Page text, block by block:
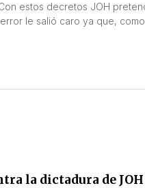
estos decretos JOH
le salió caro ya que,
la dictadura de JOH